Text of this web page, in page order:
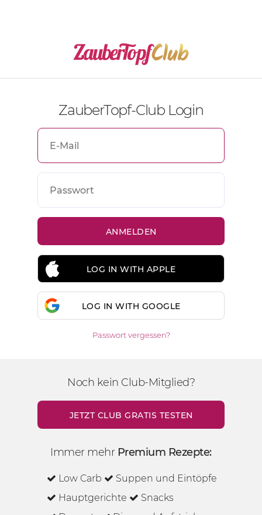
ZauberTopf-Club Login
LOG IN WITH APPLE
LOG IN WITH GOOGLE
Passwort vergessen?
Noch kein Club-Mitglied?
JETZT CLUB GRATIS TESTEN
Immer mehr Premium Rezepte:
Low Carb
Suppen und Eintöpfe
Hauptgerichte
Snacks